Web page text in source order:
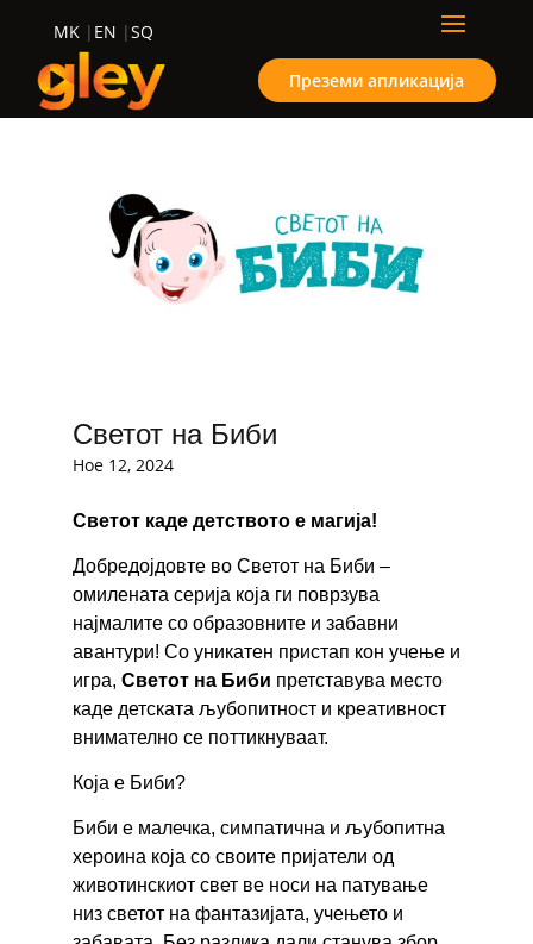
MK EN SQ
Преземи апликација
Светот на Биби
Ное 12, 2024
Светот каде детството е магија!
Добредојдовте во Светот на Биби –
омилената серија која ги поврзува
најмалите со образовните и забавни
авантури! Со уникатен пристап кон учење и
игра, Светот на Биби претставува место
каде детската љубопитност и креативност
внимателно се поттикнуваат.
Која е Биби?
Биби е малечка, симпатична и љубопитна
хероина која со своите пријатели од
животинскиот свет ве носи на патување
низ светот на фантазијата, учењето и